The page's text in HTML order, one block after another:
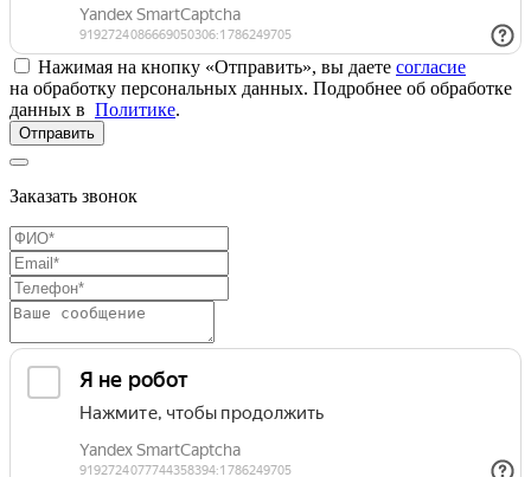
Нажимая на кнопку «Отправить», вы даете согласие
на обработку персональных данных. Подробнее об обработке
данных в Политике.
Отправить
Заказать звонок